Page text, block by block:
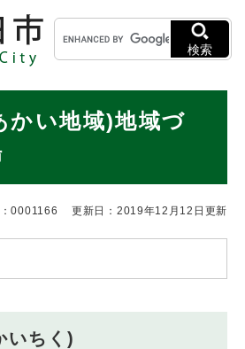
ーを飛ばして本文へ
キ
ー
ワ
検
検索
かい地域)地域づ
0001166 更新日：2019年12月12日更新
いちく)